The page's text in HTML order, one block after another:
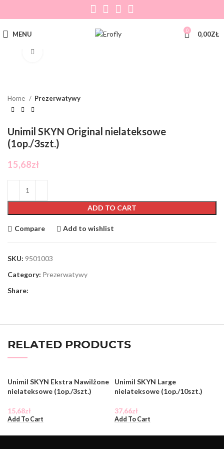
MENU 0 0,00ZŁ
Home Prezerwatywy
Unimil SKYN Original nielateksowe
(1op./3szt.)
15,68zł
ADD TO CART
Compare Add to wishlist
SKU: 9501003
Category: Prezerwatywy
Share:
RELATED PRODUCTS
Unimil SKYN Ekstra Nawilżone
nielateksowe (1op./3szt.)
15,68zł
Add To Cart
Unimil SKYN Large
nielateksowe (1op./10szt.)
37,66zł
Add To Cart